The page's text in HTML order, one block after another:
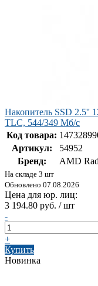
Накопитель SSD 2.5''
TLC, 544/349 Мб/с
Код товара:
Артикул:
54952
Бренд:
AMD
На складе 3 шт
Обновлено 07.08.2026
Цена для юр. лиц:
3 194.80 руб. / шт
-
+
Купить
Новинка